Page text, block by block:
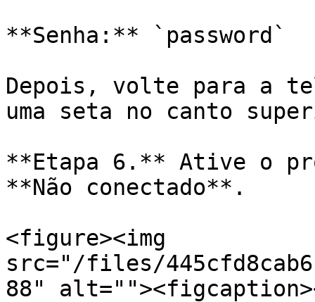
**Senha:** `password`
Depois, volte para a
uma seta no canto
**Etapa 6.** Ative o
**Não conectado**.
<figure><img
src="/files/
88"